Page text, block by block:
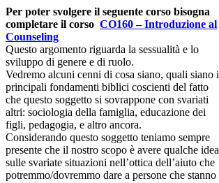
Per poter svolgere il seguente corso bisogna
completare il corso CO160 – Introduzione al
Counseling
Questo argomento riguarda la sessualità e lo
sviluppo di genere e di ruolo.
Vedremo alcuni cenni di cosa siano, quali siano i
principali fondamenti biblici coscienti del fatto
che questo soggetto si sovrappone con svariati
altri: sociologia della famiglia, educazione dei
figli, pedagogia, e altro ancora.
Considerando questo soggetto teniamo sempre
presente che il nostro scopo è avere qualche idea
sulle svariate situazioni nell’ottica dell’aiuto che
potremmo/dovremmo dare a persone che stanno